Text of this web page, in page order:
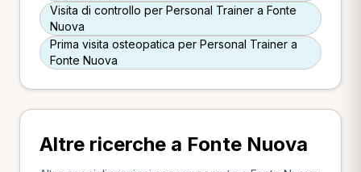
Visita di controllo per Personal Trainer a Fonte
Nuova
Prima visita osteopatica per Personal Trainer a
Fonte Nuova
Altre ricerche a Fonte Nuova